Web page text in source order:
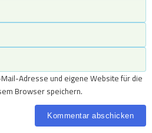
Adresse und eigene Website für die
Browser speichern.